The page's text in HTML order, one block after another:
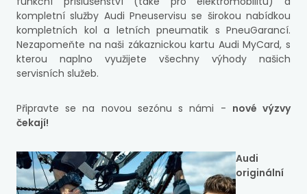
kompletní služby Audi Pneuservisu se širokou nabídkou
kompletních kol a letních pneumatik s PneuGarancí.
Nezapomeňte na naši zákaznickou kartu Audi MyCard, s
kterou naplno využijete všechny výhody našich
servisních služeb.
Připravte se na novou sezónu s námi - nové výzvy
čekají!
Audi
originální